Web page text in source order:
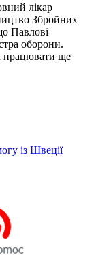
лікар
Збройних
Павлові
оборони.
працювати ще
із Швеції